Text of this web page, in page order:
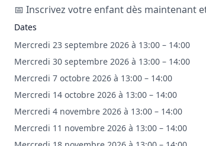
📅 Inscrivez votre enfant dès maintenant
Dates
Mercredi 23 septembre 2026 à 13:00 – 14:00
Mercredi 30 septembre 2026 à 13:00 – 14:00
Mercredi 7 octobre 2026 à 13:00 – 14:00
Mercredi 14 octobre 2026 à 13:00 – 14:00
Mercredi 4 novembre 2026 à 13:00 – 14:00
Mercredi 11 novembre 2026 à 13:00 – 14:00